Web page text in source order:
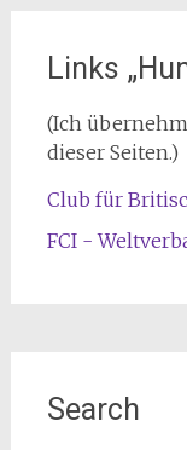
Links
(Ich
dieser Seiten.)
Club für
FCI -
Search